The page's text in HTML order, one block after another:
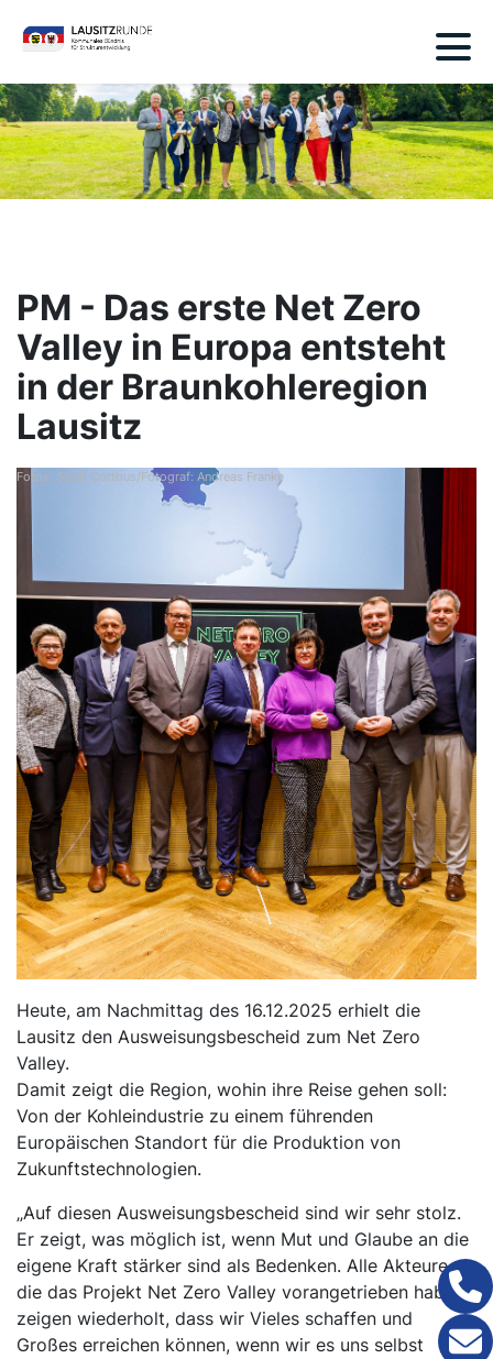
PM - Das erste Net Zero
Valley in Europa entsteht
in der Braunkohleregion
Lausitz
Fotos: Stadt Cottbus/Fotograf: Andreas Franke
Heute, am Nachmittag des 16.12.2025 erhielt die
Lausitz den Ausweisungsbescheid zum Net Zero
Valley.
Damit zeigt die Region, wohin ihre Reise gehen soll:
Von der Kohleindustrie zu einem führenden
Europäischen Standort für die Produktion von
Zukunftstechnologien.
„Auf diesen Ausweisungsbescheid sind wir sehr stolz.
Er zeigt, was möglich ist, wenn Mut und Glaube an die
eigene Kraft stärker sind als Bedenken. Alle Akteure,
die das Projekt Net Zero Valley vorangetrieben haben,
zeigen wiederholt, dass wir Vieles schaffen und
Großes erreichen können, wenn wir es uns selbst